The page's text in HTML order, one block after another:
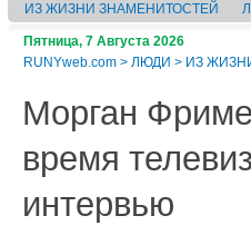
ИЗ ЖИЗНИ ЗНАМЕНИТОСТЕЙ
Пятница, 7 Августа 2026
RUNYweb.com > ЛЮДИ > ИЗ
Морган
время
интервью